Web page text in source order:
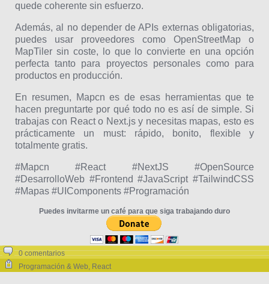
quede coherente sin esfuerzo.
Además, al no depender de APIs externas obligatorias,
puedes usar proveedores como OpenStreetMap o
MapTiler sin coste, lo que lo convierte en una opción
perfecta tanto para proyectos personales como para
productos en producción.
En resumen, Mapcn es de esas herramientas que te
hacen preguntarte por qué todo no es así de simple. Si
trabajas con React o Next.js y necesitas mapas, esto es
prácticamente un must: rápido, bonito, flexible y
totalmente gratis.
#Mapcn #React #NextJS #OpenSource
#DesarrolloWeb #Frontend #JavaScript #TailwindCSS
#Mapas #UIComponents #Programación
Puedes invitarme un café para que siga trabajando duro
0 comentarios
Programación & Web, React